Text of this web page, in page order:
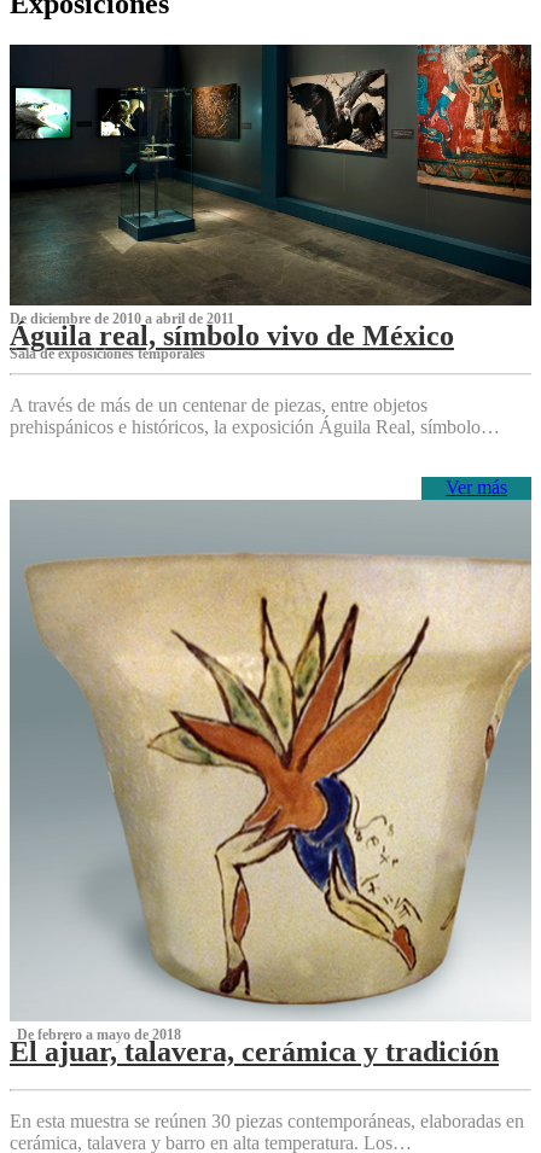
De diciembre de 2010 a abril de 2011
Águila real, símbolo vivo de México
Sala de exposiciones temporales
A través de más de un centenar de piezas, entre objetos
prehispánicos e históricos, la exposición Águila Real, símbolo…
Ver más
‌ De febrero a mayo de 2018
El ajuar, talavera, cerámica y tradición
‌
En esta muestra se reúnen 30 piezas contemporáneas, elaboradas en
cerámica, talavera y barro en alta temperatura. Los…